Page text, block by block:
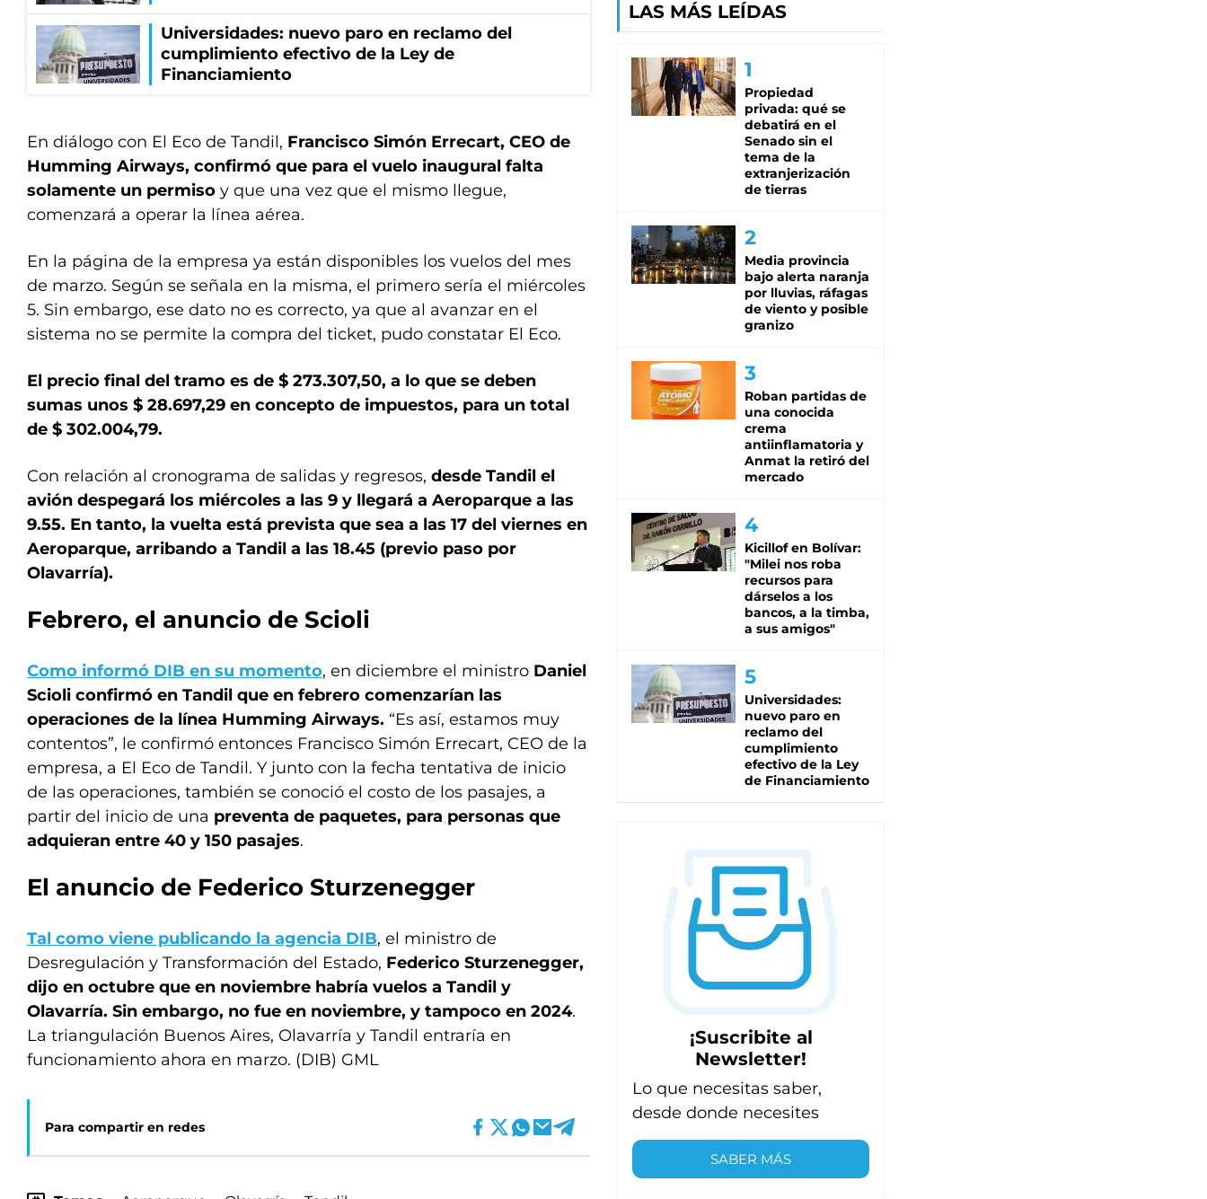
Universidades: nuevo paro en reclamo del
cumplimiento efectivo de la Ley de
Financiamiento
En diálogo con El Eco de Tandil, Francisco Simón Errecart, CEO de
Humming Airways, confirmó que para el vuelo inaugural falta
solamente un permiso y que una vez que el mismo llegue,
comenzará a operar la línea aérea.
En la página de la empresa ya están disponibles los vuelos del mes
de marzo. Según se señala en la misma, el primero sería el miércoles
5. Sin embargo, ese dato no es correcto, ya que al avanzar en el
sistema no se permite la compra del ticket, pudo constatar El Eco.
El precio final del tramo es de $ 273.307,50, a lo que se deben
sumas unos $ 28.697,29 en concepto de impuestos, para un total
de $ 302.004,79.
Con relación al cronograma de salidas y regresos, desde Tandil el
avión despegará los miércoles a las 9 y llegará a Aeroparque a las
9.55. En tanto, la vuelta está prevista que sea a las 17 del viernes en
Aeroparque, arribando a Tandil a las 18.45 (previo paso por
Olavarría).
Febrero, el anuncio de Scioli
Como informó DIB en su momento, en diciembre el ministro Daniel
Scioli confirmó en Tandil que en febrero comenzarían las
operaciones de la línea Humming Airways. “Es así, estamos muy
contentos”, le confirmó entonces Francisco Simón Errecart, CEO de la
empresa, a El Eco de Tandil. Y junto con la fecha tentativa de inicio
de las operaciones, también se conoció el costo de los pasajes, a
partir del inicio de una preventa de paquetes, para personas que
adquieran entre 40 y 150 pasajes.
El anuncio de Federico Sturzenegger
Tal como viene publicando la agencia DIB, el ministro de
Desregulación y Transformación del Estado, Federico Sturzenegger,
dijo en octubre que en noviembre habría vuelos a Tandil y
Olavarría. Sin embargo, no fue en noviembre, y tampoco en 2024.
La triangulación Buenos Aires, Olavarría y Tandil entraría en
funcionamiento ahora en marzo. (DIB) GML
Para compartir en redes
LAS MÁS LEÍDAS
Propiedad
privada: qué se
debatirá en el
Senado sin el
tema de la
extranjerización
de tierras
Media provincia
bajo alerta naranja
por lluvias, ráfagas
de viento y posible
granizo
Roban partidas de
una conocida
crema
antiinflamatoria y
Anmat la retiró del
mercado
Kicillof en Bolívar:
"Milei nos roba
recursos para
dárselos a los
bancos, a la timba,
a sus amigos"
Universidades:
nuevo paro en
reclamo del
cumplimiento
efectivo de la Ley
de Financiamiento
¡Suscribite al
Newsletter!
Lo que necesitas saber,
desde donde necesites
SABER MÁS